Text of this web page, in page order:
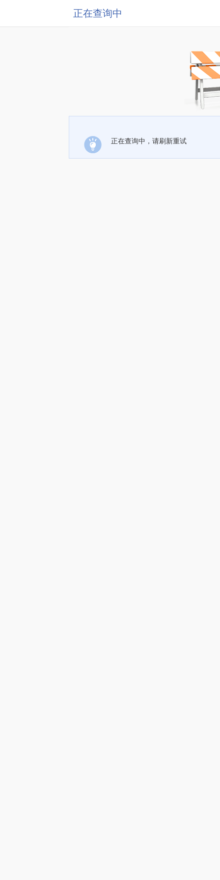
正在查询中
正在查询中，请刷新重试